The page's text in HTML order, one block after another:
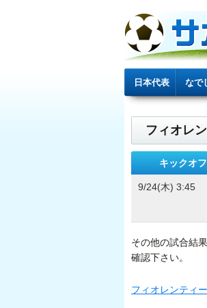
日本代表 なで
フィオレ
キックオ
9/24(木) 3:45
その他の試合結
確認下さい。
フィオレンティ